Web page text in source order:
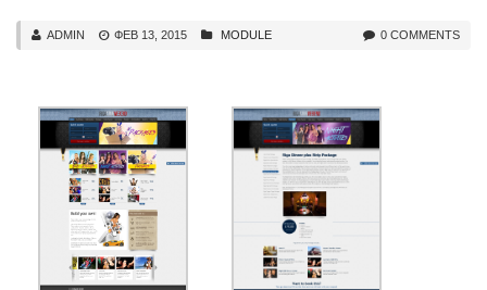
ADMIN ФЕВ 13, 2015 MODULE 0 COMMENTS